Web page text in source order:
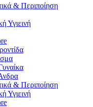
& Περιποίηση
Υγιεινή
& Περιποίηση
Υγιεινή